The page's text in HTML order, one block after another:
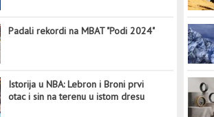
Padali rekordi na MBAT "Podi 2024"
Istorija u NBA: Lebron i Broni prvi
otac i sin na terenu u istom dresu